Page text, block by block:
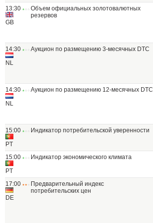
13:30
GB
Объем официальных золотовалютных
резервов
14:30
NL
Аукцион по размещению 3-месячных DTC
14:30
NL
Аукцион по размещению 12-месячных DTC
15:00
PT
Индикатор потребительской уверенности
15:00
PT
Индикатор экономического климата
17:00
DE
Предварительный индекс
потребительских цен